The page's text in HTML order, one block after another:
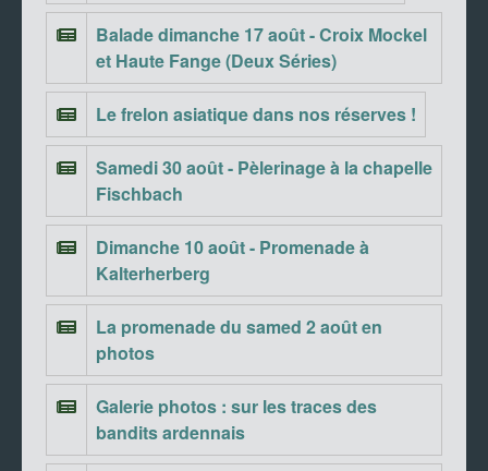
Balade dimanche 17 août - Croix Mockel
et Haute Fange (Deux Séries)
Le frelon asiatique dans nos réserves !
Samedi 30 août - Pèlerinage à la chapelle
Fischbach
Dimanche 10 août - Promenade à
Kalterherberg
La promenade du samed 2 août en
photos
Galerie photos : sur les traces des
bandits ardennais